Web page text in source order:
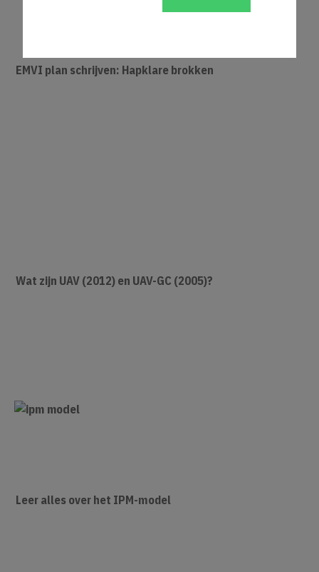
EMVI plan schrijven: Hapklare brokken
Wat zijn UAV (2012) en UAV-GC (2005)?
Leer alles over het IPM-model